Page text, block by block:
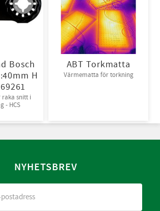
Bosch
H
raka snitt i
- HCS
ABT Torkmatta
Värmematta för torkning
NYHETSBREV